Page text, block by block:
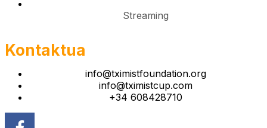
Streaming
Kontaktua
info@tximistfoundation.org
info@tximistcup.com
+34 608428710